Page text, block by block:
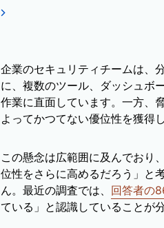
企業のセキュリティチームは、
に、複数のツール、ダッシュボ
作業に直面しています。一方、
よってかつてない優位性を獲得
この懸念は広範囲に及んでおり、
位性をさらに高めるだろう」と
ん。最近の調査では、 回答者の
ている」と認識していることが